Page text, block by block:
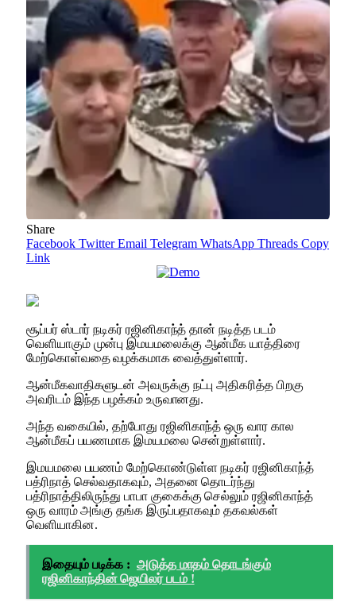
Share
Facebook Twitter Email Telegram WhatsApp Threads Copy
Link
சூப்பர் ஸ்டார் நடிகர் ரஜினிகாந்த் தான் நடித்த படம்
வெளியாகும் முன்பு இமயமலைக்கு ஆன்மீக யாத்திரை
மேற்கொள்வதை வழக்கமாக வைத்துள்ளார்.
ஆன்மீகவாதிகளுடன் அவருக்கு நட்பு அதிகரித்த பிறகு
அவரிடம் இந்த பழக்கம் உருவானது.
அந்த வகையில், தற்போது ரஜினிகாந்த் ஒரு வார கால
ஆன்மீகப் பயணமாக இமயமலை சென்றுள்ளார்.
இமயமலை பயணம் மேற்கொண்டுள்ள நடிகர் ரஜினிகாந்த்
பத்ரிநாத் செல்வதாகவும், அதனை தொடர்ந்து
பத்ரிநாத்திலிருந்து பாபா குகைக்கு செல்லும் ரஜினிகாந்த்
ஒரு வாரம் அங்கு தங்க இருப்பதாகவும் தகவல்கள்
வெளியாகின.
இதையும் படிக்க : அடுத்த மாதம் தொடங்கும்
ரஜினிகாந்தின் ஜெயிலர் படம் !